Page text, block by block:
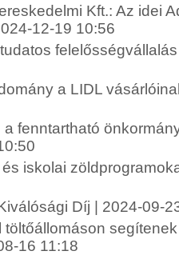
Kft.: Az idei
12-19 10:56
a LIDL
fenntartható
iskolai
Díj | 2024-09-
töltőállomáson
16 11:18